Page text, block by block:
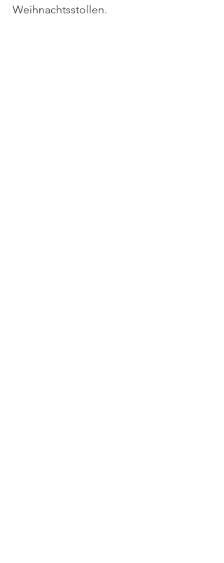
Weihnachtsstollen.